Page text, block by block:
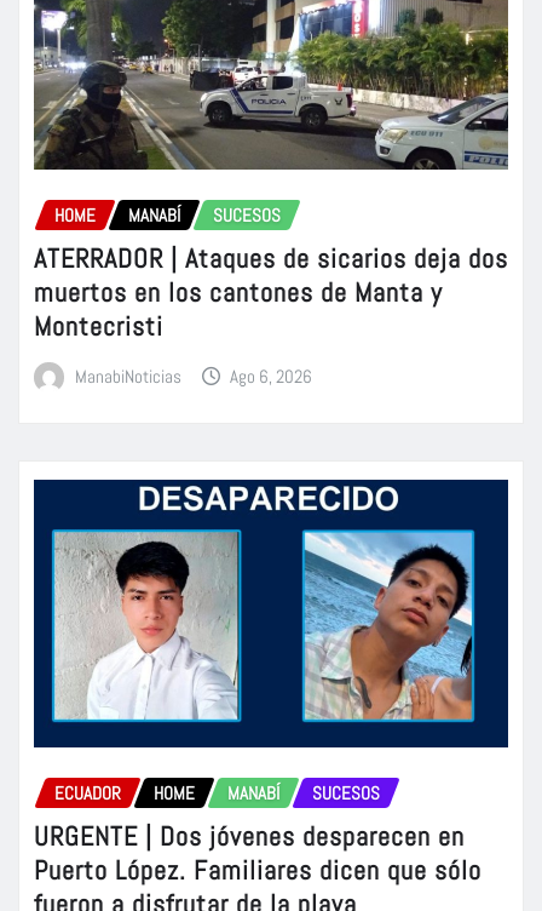
HOME MANABÍ SUCESOS
ATERRADOR | Ataques de sicarios deja dos
muertos en los cantones de Manta y
Montecristi
ManabiNoticias Ago 6, 2026
ECUADOR HOME MANABÍ SUCESOS
URGENTE | Dos jóvenes desparecen en
Puerto López. Familiares dicen que sólo
fueron a disfrutar de la playa